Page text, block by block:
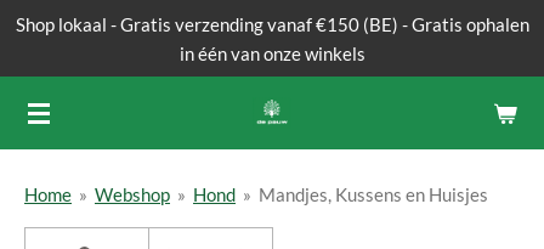
Ga
naar
de
Shop lokaal - Gratis verzending vanaf €150 (BE) - Gratis ophalen
in één van onze winkels
Home » Webshop » Hond » Mandjes, Kussens en Huisjes